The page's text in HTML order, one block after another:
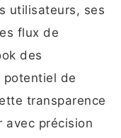
utilisateurs, ses
flux de
des
potentiel de
transparence
avec précision